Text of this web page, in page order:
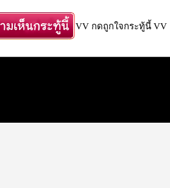
VV กดถูกใจกระทู้นี้ VV